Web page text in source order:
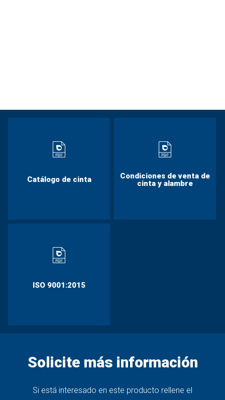
Catálogo de cinta
Condiciones de venta de
cinta y alambre
ISO 9001:2015
Solicite más información
Si está interesado en este producto rellene el